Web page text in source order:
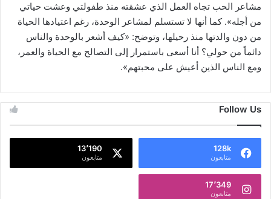
مشاعر الحب تجاه العمل الذي عشقته منذ طفولتي وعشت حياتي
من أجله». كما أنها لا تستسلم لمشاعر الوحدة، رغم اعتيادها الحياة
من دون والدتها منذ رحيلها، وتوضح: «كيف أشعر بالوحدة والناس
دائماً من حولي؟ أنا أسعى باستمرار إلى التصالح مع الحياة والعمر،
ومع الناس الذين أعيش على محبتهم».
Follow Us
128k
متابعون
13٬190
متابعون
17٬349
متابعون